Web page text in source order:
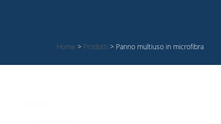
Home > Prodotti > Panno multiuso in microfibra